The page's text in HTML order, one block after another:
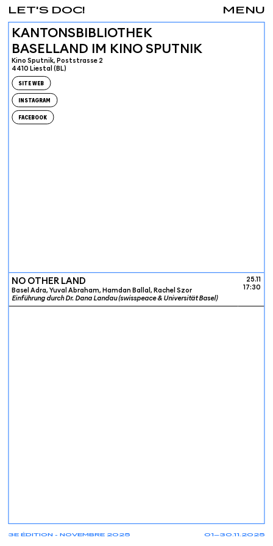
01—30.11.2025
3E ÉDITION - NOVEMBRE 2025
MENU
LET'S DOC!
KANTONSBIBLIOTHEK
BASELLAND IM KINO SPUTNIK
Kino Sputnik, Poststrasse 2
4410 Liestal (BL)
SITE WEB
INSTAGRAM
FACEBOOK
NO OTHER LAND
Basel Adra, Yuval Abraham, Hamdan Ballal, Rachel Szor
Einführung durch Dr. Dana Landau (swisspeace & Universität Basel)
25.11
17:30